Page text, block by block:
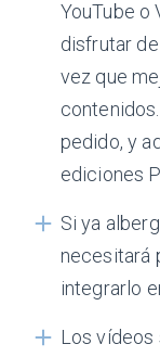
YouTube o
disfrutar
vez que
pedido, y
ediciones
Si ya
necesitará
integrarlo
Los